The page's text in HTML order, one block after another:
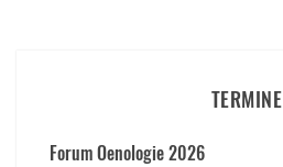
TERMINE
Forum Oenologie 2026